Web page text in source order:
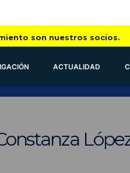
son nuestros socios.
ACTUALIDAD